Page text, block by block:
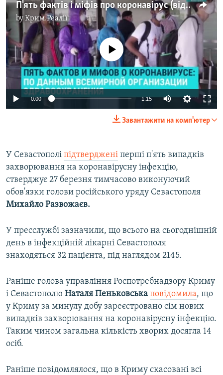
П'ять фактів і міфів про коронавірус (відео)
byКрим.Реалії
1080p
No media source currently available
0:00 1:15 Auto
1080p
Завантажити на комп'ютер
У Севастополі підтверджені перші п'ять випадків
захворювання на коронавірусну інфекцію,
стверджує 27 березня тимчасово виконуючий
обов'язки голови російського уряду Севастополя
Михайло Развожаєв.
У пресслужбі зазначили, що всього на сьогоднішній
день в інфекційній лікарні Севастополя
знаходяться 32 пацієнта, під наглядом 2145.
Раніше голова управління Роспотребнадзору Криму
і Севастополю Наталя Пеньковська повідомила, що
у Криму за минулу добу зареєстровано сім нових
випадків захворювання на коронавірусну інфекцію.
Таким чином загальна кількість хворих досягла 14
осіб.
Раніше повідомлялося, що в Криму скасовані всі